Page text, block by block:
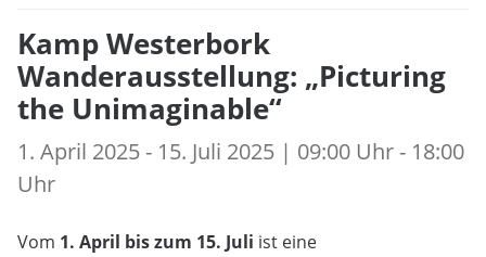
Kamp Westerbork
Wanderausstellung: „Picturing
the Unimaginable“
1. April 2025 - 15. Juli 2025 | 09:00 Uhr - 18:00
Uhr
Vom 1. April bis zum 15. Juli ist eine